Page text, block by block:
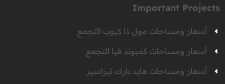
Important Projects
أسعار ومساحات مول ذا كيوب التجمع
أسعار ومساحات كمبوند فيا التجمع
أسعار ومساحات هايد بارك تيراسيز